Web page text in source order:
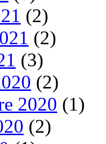
(2)
(2)
(3)
(2)
2020 (1)
(2)